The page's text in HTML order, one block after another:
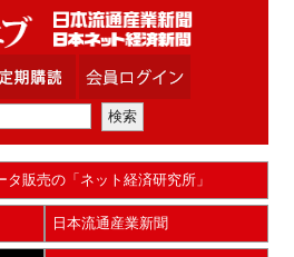
タ販売の「ネット経済研究所」
日本流通産業新聞